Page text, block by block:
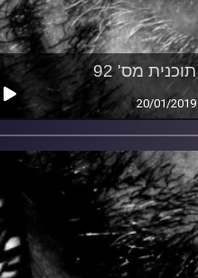
תוכנית מס' 92
20/01/2019